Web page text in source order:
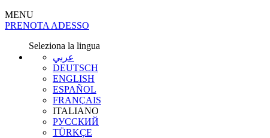
MENU
PRENOTA ADESSO
Seleziona la lingua
عربي
DEUTSCH
ENGLISH
ESPAÑOL
FRANÇAIS
ITALIANO
РУССКИЙ
TÜRKÇE